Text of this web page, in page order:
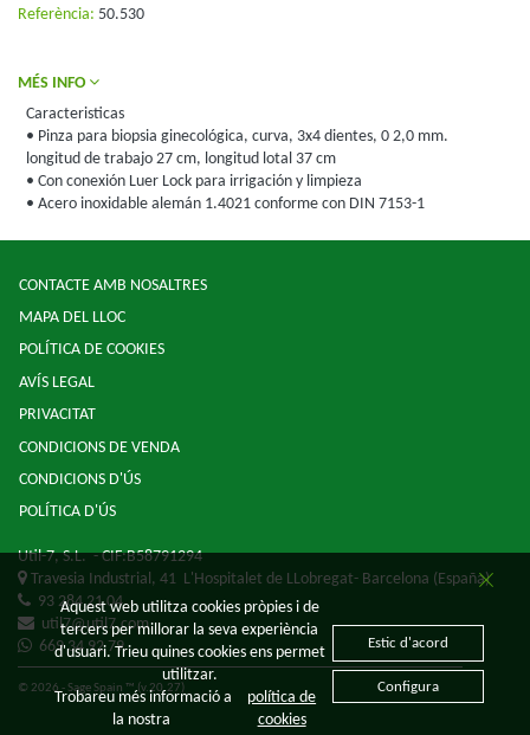
Referència: 50.530
MÉS INFO
Caracteristicas
• Pinza para biopsia ginecológica, curva, 3x4 dientes, 0 2,0 mm.
longitud de trabajo 27 cm, longitud lotal 37 cm
• Con conexión Luer Lock para irrigación y limpieza
• Acero inoxidable alemán 1.4021 conforme con DIN 7153-1
CONTACTE AMB NOSALTRES
MAPA DEL LLOC
POLÍTICA DE COOKIES
AVÍS LEGAL
PRIVACITAT
CONDICIONS DE VENDA
CONDICIONS D'ÚS
POLÍTICA D'ÚS
Util-7, S.L.- CIF:B58791294
Travesia Industrial, 41 L'Hospitalet de LLobregat- Barcelona (España)
93 284 21 04
util7@util7.com
669 34 92 79
© 2026 - Sage Spain ™ (v.20.27)
Aquest web utilitza cookies pròpies i de
tercers per millorar la seva experiència
d'usuari. Trieu quines cookies ens permet
utilitzar.
Trobareu més informació a
la nostra
política de
cookies
Estic d'acord
Configura